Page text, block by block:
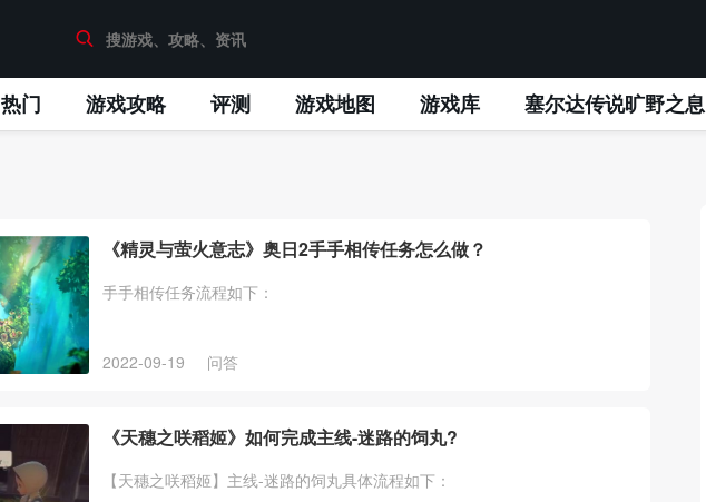
热门 游戏攻略 评测 游戏地图 游戏库 塞尔达传说旷野之息
《精灵与萤火意志》奥日2手手相传任务怎么做？
手手相传任务流程如下：
2022-09-19 问答
《天穗之咲稻姬》如何完成主线-迷路的饲丸?
【天穗之咲稻姬】主线-迷路的饲丸具体流程如下：